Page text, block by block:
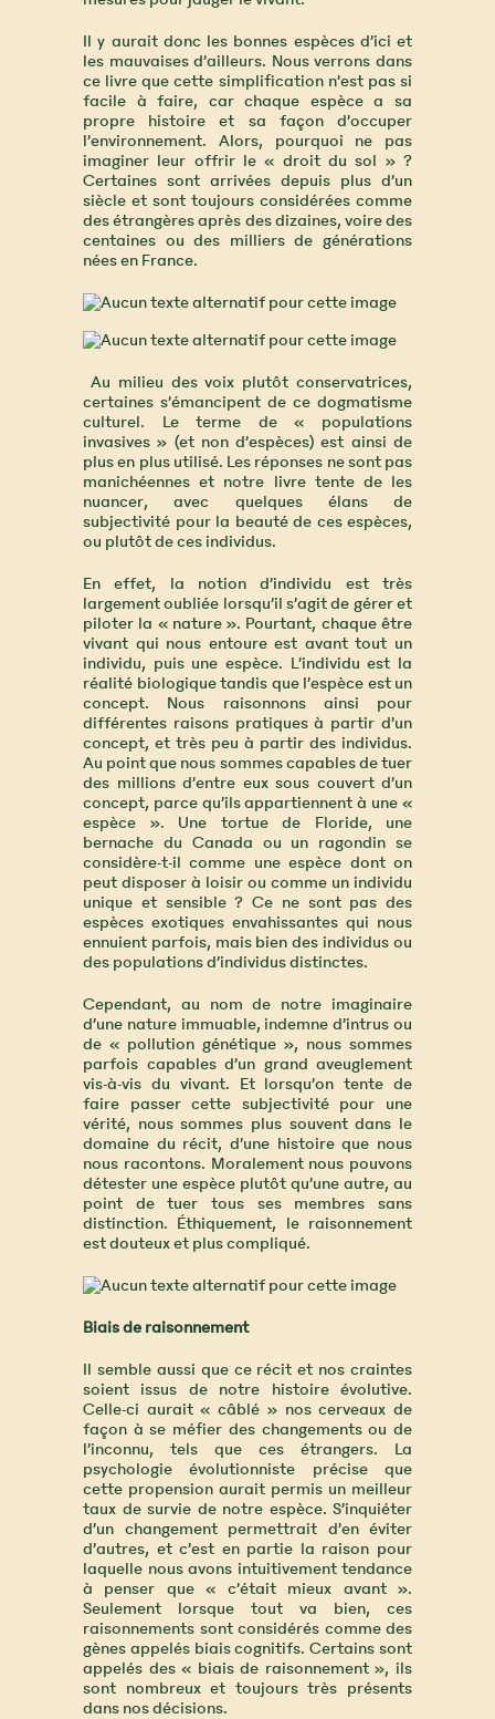
Il y aurait donc les bonnes espèces d’ici et
les mauvaises d’ailleurs. Nous verrons dans
ce livre que cette simplification n’est pas si
facile à faire, car chaque espèce a sa
propre histoire et sa façon d’occuper
l’environnement. Alors, pourquoi ne pas
imaginer leur offrir le « droit du sol » ?
Certaines sont arrivées depuis plus d’un
siècle et sont toujours considérées comme
des étrangères après des dizaines, voire des
centaines ou des milliers de générations
nées en France.
Au milieu des voix plutôt conservatrices,
certaines s’émancipent de ce dogmatisme
culturel. Le terme de « populations
invasives » (et non d’espèces) est ainsi de
plus en plus utilisé. Les réponses ne sont pas
manichéennes et notre livre tente de les
nuancer, avec quelques élans de
subjectivité pour la beauté de ces espèces,
ou plutôt de ces individus.
En effet, la notion d’individu est très
largement oubliée lorsqu’il s’agit de gérer et
piloter la « nature ». Pourtant, chaque être
vivant qui nous entoure est avant tout un
individu, puis une espèce. L’individu est la
réalité biologique tandis que l’espèce est un
concept. Nous raisonnons ainsi pour
différentes raisons pratiques à partir d’un
concept, et très peu à partir des individus.
Au point que nous sommes capables de tuer
des millions d’entre eux sous couvert d’un
concept, parce qu’ils appartiennent à une «
espèce ». Une tortue de Floride, une
bernache du Canada ou un ragondin se
considère-t-il comme une espèce dont on
peut disposer à loisir ou comme un individu
unique et sensible ? Ce ne sont pas des
espèces exotiques envahissantes qui nous
ennuient parfois, mais bien des individus ou
des populations d’individus distinctes.
Cependant, au nom de notre imaginaire
d’une nature immuable, indemne d’intrus ou
de « pollution génétique », nous sommes
parfois capables d’un grand aveuglement
vis-à-vis du vivant. Et lorsqu’on tente de
faire passer cette subjectivité pour une
vérité, nous sommes plus souvent dans le
domaine du récit, d’une histoire que nous
nous racontons. Moralement nous pouvons
détester une espèce plutôt qu’une autre, au
point de tuer tous ses membres sans
distinction. Éthiquement, le raisonnement
est douteux et plus compliqué.
Biais de raisonnement
Il semble aussi que ce récit et nos craintes
soient issus de notre histoire évolutive.
Celle-ci aurait « câblé » nos cerveaux de
façon à se méfier des changements ou de
l’inconnu, tels que ces étrangers. La
psychologie évolutionniste précise que
cette propension aurait permis un meilleur
taux de survie de notre espèce. S’inquiéter
d’un changement permettrait d’en éviter
d’autres, et c’est en partie la raison pour
laquelle nous avons intuitivement tendance
à penser que « c’était mieux avant ».
Seulement lorsque tout va bien, ces
raisonnements sont considérés comme des
gènes appelés biais cognitifs. Certains sont
appelés des « biais de raisonnement », ils
sont nombreux et toujours très présents
dans nos décisions.